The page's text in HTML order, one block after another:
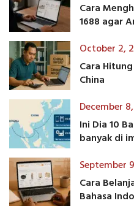
Cara
1688 agar
October 2,
Cara
China
December
Ini Dia 10
banyak di
September
Cara
Bahasa